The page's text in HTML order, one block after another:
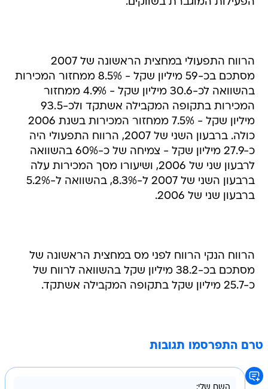
הרווח התפעולי במחצית הראשונה של 2007
מסתכם בכ-59 מיליון שקל - 8.5% ממחזור המכירות
בהשוואה לכ-30.6 מיליון שקל - 4.9% ממחזור
המכירות בתקופה המקבילה אשתקד ולכ-93.5
מיליון שקל - 7.5% ממחזור המכירות בשנת 2006
כולה. ברבעון השני של 2007, הרווח התפעולי היה
כ-27.9 מיליון שקל - צמיחה של כ-60% בהשוואה
לרבעון שני של 2006, ושיעורו מסך המכירות עלה
ברבעון השני של 2007 ל-8.3%, בהשוואה ל-5.2%
ברבעון שני של 2006.
הרווח הנקי הרווח לפני מס במחצית הראשונה של
מסתכם בכ-38.2 מיליון שקל בהשוואה לרווח של
כ-25.7 מיליון שקל בתקופה המקבילה אשתקד.
טרם התפרסמו תגובות